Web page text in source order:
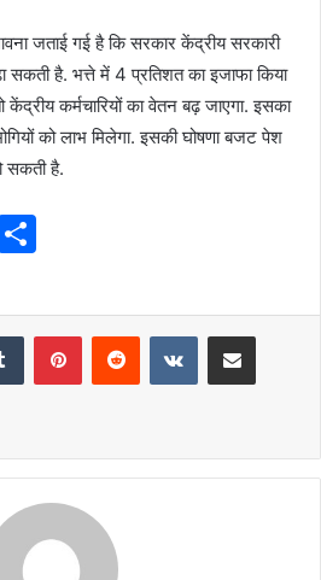
जताई गई है कि सरकार केंद्रीय सरकारी
सकती है. भत्ते में 4 प्रतिशत का इजाफा किया
कर्मचारियों का वेतन बढ़ जाएगा. इसका
को लाभ मिलेगा. इसकी घोषणा बजट पेश
सकती है.
ar
e
Tumblr PinterestReddit VKontakteShare via Email